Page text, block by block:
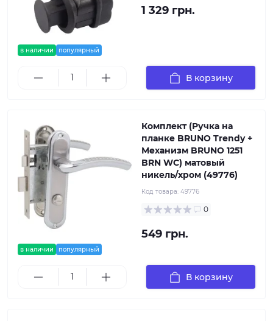
в наличии популярный
1 329 грн.
В корзину
в наличии популярный
Комплект (Ручка на
планке BRUNO Trendy +
Механизм BRUNO 1251
BRN WC) матовый
никель/хром (49776)
Код товара: 49776
0
549 грн.
В корзину